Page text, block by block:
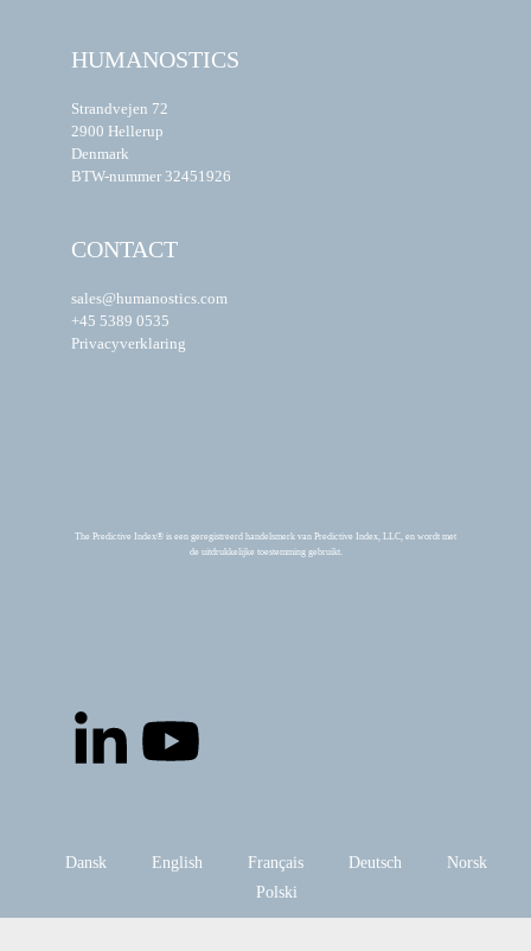
HUMANOSTICS
Strandvejen 72
2900 Hellerup
Denmark
BTW-nummer 32451926
CONTACT
sales@humanostics.com
+45 5389 0535
Privacyverklaring
The Predictive Index® is een geregistreerd handelsmerk van Predictive Index, LLC, en wordt met
de uitdrukkelijke toestemming gebruikt.
Dansk English Français Deutsch
Norsk
Polski